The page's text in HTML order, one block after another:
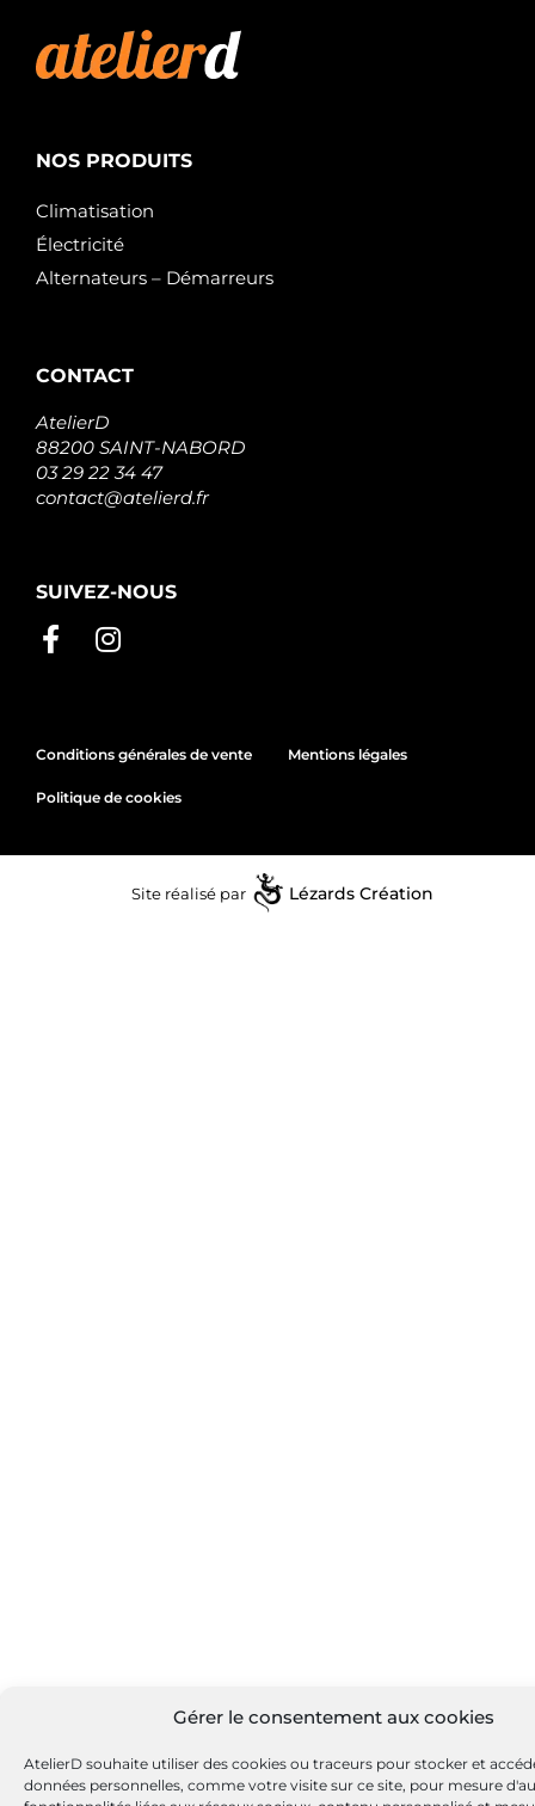
Gérer le consentement aux cookies
AtelierD souhaite utiliser des cookies ou traceurs pour stocker et
données personnelles, comme votre visite sur ce site, pour mesure
NOS PRODUITS
Climatisation
Électricité
Alternateurs – Démarreurs
CONTACT
AtelierD
88200 SAINT-NABORD
03 29 22 34 47
contact@atelierd.fr
SUIVEZ-NOUS
Conditions générales de vente Mentions légales
Politique de cookies
Site réalisé par Lézards Création